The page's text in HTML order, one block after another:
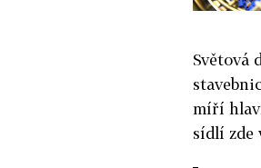
Světová
míří
sídlí zde